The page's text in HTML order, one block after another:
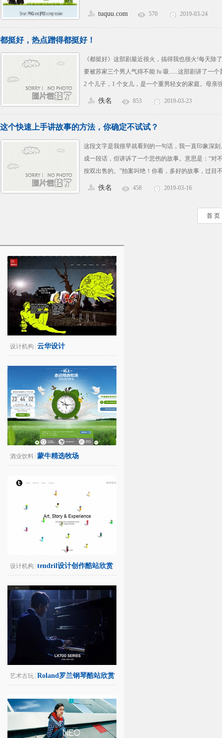
tuquu.com 570 2019-03-24
都挺好，热点蹭得都挺好！
《都挺好》这部剧最近很火，搞得我也很火!每天除
要被苏家三个男人气得不能 fu 吸......这部剧讲了一
2 个儿子，1 个女儿，是一个重男轻女的家庭。母亲
亲懦弱，对母亲的一切行为视而不见。在母亲的疼
佚名 853 2019-03-23
这个快速上手讲故事的方法，你确定不试试？
这段文字是我很早就看到的一句话，我一直印象深
成一段话，但讲诉了一个悲伤的故事。意思是：“对
按双出售的。”拍案叫绝！你看，多好的故事，过目
事总是天然带有兴趣和情绪的钩子，不管是看的人
佚名 458 2019-03-16
首 页
设计机构 云华设计
酒业饮料 蒙牛精选牧场
设计机构 tendril设计创作酷站欣赏
艺术古玩 Roland罗兰钢琴酷站欣赏